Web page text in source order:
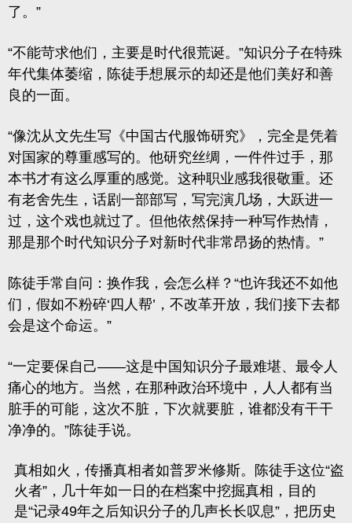
了。”
“不能苛求他们，主要是时代很荒诞。”知识分子在特殊
年代集体萎缩，陈徒手想展示的却还是他们美好和善
良的一面。
“像沈从文先生写《中国古代服饰研究》，完全是凭着
对国家的尊重感写的。他研究丝绸，一件件过手，那
本书才有这么厚重的感觉。这种职业感我很敬重。还
有老舍先生，话剧一部部写，写完演几场，大跃进一
过，这个戏也就过了。但他依然保持一种写作热情，
那是那个时代知识分子对新时代非常昂扬的热情。”
陈徒手常自问：换作我，会怎么样？“也许我还不如他
们，假如不粉碎‘四人帮’，不改革开放，我们接下去都
会是这个命运。”
“一定要保自己——这是中国知识分子最难堪、最令人
痛心的地方。当然， 在那种政治环境中，人人都有当
脏手的可能，这次不脏，下次就要脏，谁都没有干干
净净的。 ”陈徒手说。
真相如火，传播真相者如普罗米修斯。陈徒手这位“盗
火者”，几十年如一日的在档案中挖掘真相，目的
是“记录49年之后知识分子的几声长长叹息”，把历史